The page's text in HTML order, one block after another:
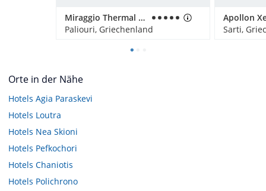
Miraggio Thermal Spa Resort
Paliouri, Griechenland
Sarti,
Orte in der Nähe
Hotels Agia Paraskevi
Hotels Loutra
Hotels Nea Skioni
Hotels Pefkochori
Hotels Chaniotis
Hotels Polichrono